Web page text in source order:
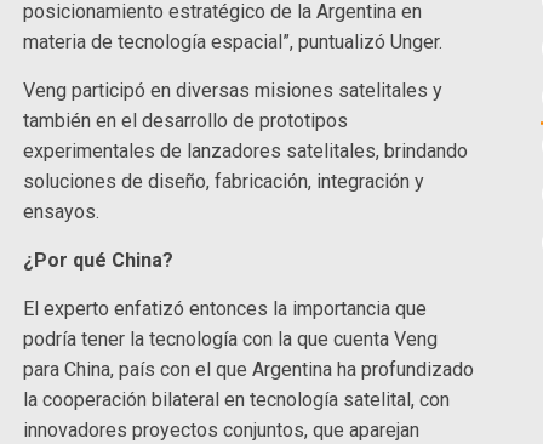
posicionamiento estratégico de la Argentina en
materia de tecnología espacial”, puntualizó Unger.
Veng participó en diversas misiones satelitales y
también en el desarrollo de prototipos
experimentales de lanzadores satelitales, brindando
soluciones de diseño, fabricación, integración y
ensayos.
¿Por qué China?
El experto enfatizó entonces la importancia que
podría tener la tecnología con la que cuenta Veng
para China, país con el que Argentina ha profundizado
la cooperación bilateral en tecnología satelital, con
innovadores proyectos conjuntos, que aparejan